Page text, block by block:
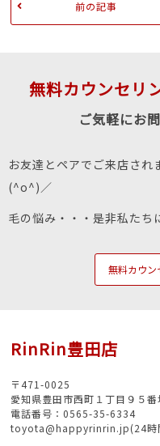
前の記事
無料カウンセリ
ご気軽にお
お友達とペアでご来店され
(^o^)／
毛の悩み・・・是非私た
無料カウン
RinRin豊田店
〒471-0025
愛知県豊田市西町１丁目９５
電話番号：0565-35-6334
toyota@happyrinrin.jp(24時